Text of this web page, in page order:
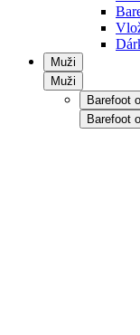
Muži
Muži
Barefoot
Barefoot